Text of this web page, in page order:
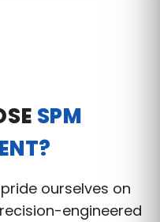
SPM
ourselves on
engineered